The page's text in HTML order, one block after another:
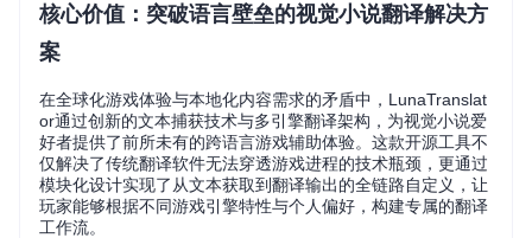
核心价值：突破语言壁垒的视觉小说翻译解决方
案
在全球化游戏体验与本地化内容需求的矛盾中，LunaTranslat
or通过创新的文本捕获技术与多引擎翻译架构，为视觉小说爱
好者提供了前所未有的跨语言游戏辅助体验。这款开源工具不
仅解决了传统翻译软件无法穿透游戏进程的技术瓶颈，更通过
模块化设计实现了从文本获取到翻译输出的全链路自定义，让
玩家能够根据不同游戏引擎特性与个人偏好，构建专属的翻译
工作流。